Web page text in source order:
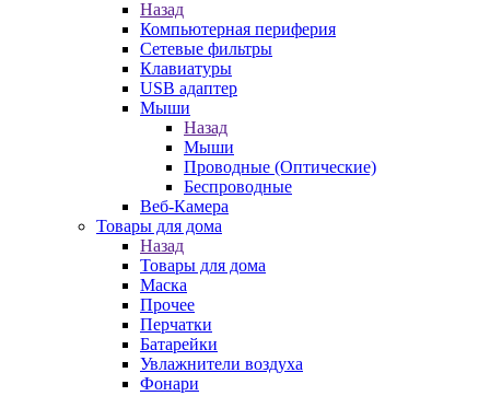
Назад
Компьютерная периферия
Сетевые фильтры
Клавиатуры
USB адаптер
Мыши
Назад
Мыши
Проводные (Оптические)
Беспроводные
Веб-Камера
Товары для дома
Назад
Товары для дома
Маска
Прочее
Перчатки
Батарейки
Увлажнители воздуха
Фонари